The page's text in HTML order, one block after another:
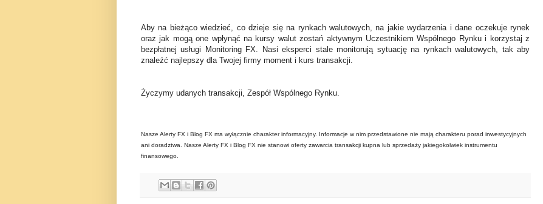
Aby na bieżąco wiedzieć, co dzieje się na rynkach walutowych, na jakie wydarzenia i dane oczekuje rynek
oraz jak mogą one wpłynąć na kursy walut zostań aktywnym Uczestnikiem Wspólnego Rynku i korzystaj z
bezpłatnej usługi Monitoring FX. Nasi eksperci stale monitorują sytuację na rynkach walutowych, tak aby
znaleźć najlepszy dla Twojej firmy moment i kurs transakcji.
Życzymy udanych transakcji, Zespół Wspólnego Rynku.
Nasze Alerty FX i Blog FX ma wyłącznie charakter informacyjny. Informacje w nim przedstawione nie mają charakteru porad inwestycyjnych
ani doradztwa. Nasze Alerty FX i Blog FX nie stanowi oferty zawarcia transakcji kupna lub sprzedaży jakiegokolwiek instrumentu
finansowego.